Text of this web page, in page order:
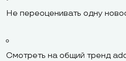
Не переоценивать одну
Смотреть на общий тренд